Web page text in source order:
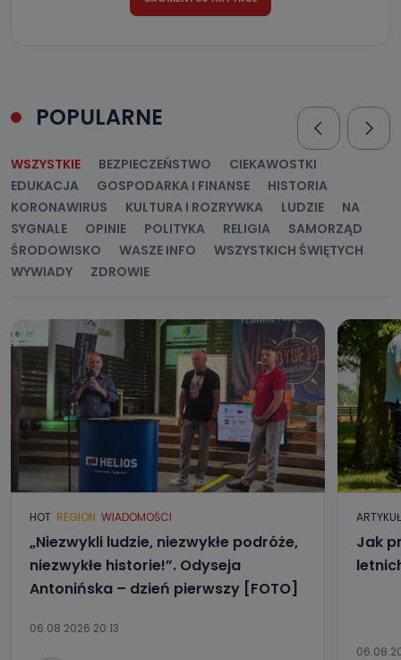
POPULARNE
WSZYSTKIE BEZPIECZEŃSTWO
CIEKAWOSTKI
EDUKACJA
GOSPODARKA I FINANSE
HISTORIA
KORONAWIRUS
KULTURA I ROZRYWKA LUDZIE
NA
SYGNALE
OPINIE POLITYKA RELIGIA
SAMORZĄD
ŚRODOWISKO
WASZE INFO
WSZYSTKICH ŚWIĘTYCH
WYWIADY
ZDROWIE
HOT REGION WIADOMOŚCI
„Niezwykli ludzie, niezwykłe podróże,
niezwykłe historie!”. Odyseja
Antonińska – dzień pierwszy [FOTO]
06.08.2026 20:13
Jak